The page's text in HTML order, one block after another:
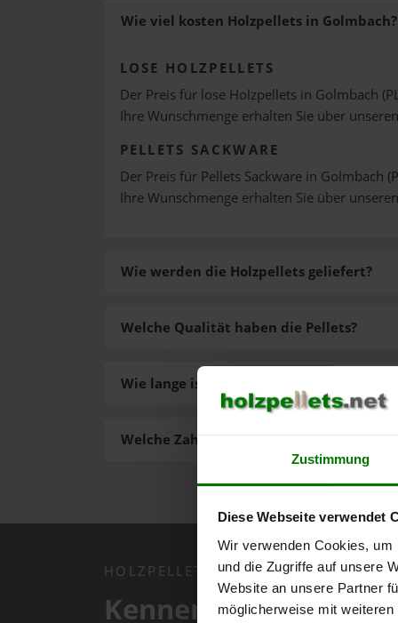
Zustimmung
Diese Webseite verwendet
Wir verwenden Cookies,
und die Zugriffe auf unsere
Website an unsere Partner
möglicherweise mit
Wie viel kosten Holzpellets in Golmbach?
LOSE HOLZPELLETS
Der Preis für lose Holzpellets in Golmbach
Ihre Wunschmenge erhalten Sie über unseren
PELLETS SACKWARE
Der Preis für Pellets Sackware in Golmbach
Ihre Wunschmenge erhalten Sie über unseren
Wie werden die Holzpellets geliefert?
Welche Zahlungsarten gibt es?
Welche Qualität haben die Pellets?
Wie lange ist die Lieferzeit der Pellets?
HOLZPELLETS.NET APP
Kennen Sie schon